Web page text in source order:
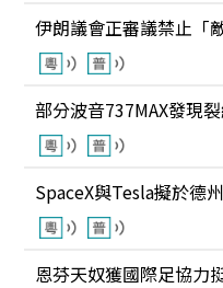
伊朗議會正審議禁止「
部分波音737MAX發現
SpaceX與Tesla擬於德
恩芬天奴獲國際足協力